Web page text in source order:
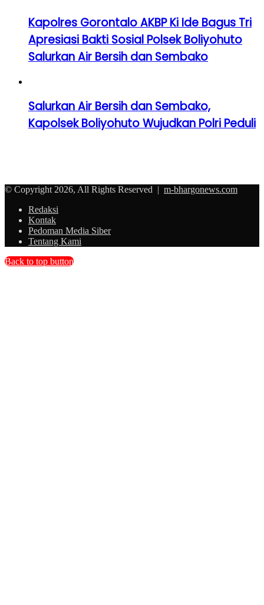
Kapolres Gorontalo AKBP Ki Ide Bagus Tri
Apresiasi Bakti Sosial Polsek Boliyohuto
Salurkan Air Bersih dan Sembako
Salurkan Air Bersih dan Sembako,
Kapolsek Boliyohuto Wujudkan Polri Peduli
© Copyright 2026, All Rights Reserved | m-bhargonews.com
Redaksi
Kontak
Pedoman Media Siber
Tentang Kami
Back to top button